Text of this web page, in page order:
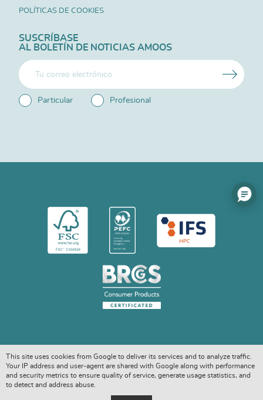
POLÍTICAS DE COOKIES
SUSCRÍBASE
AL BOLETÍN DE NOTICIAS AMOOS
Particular Profesional
COPYRIGHT © 2026. ALL RIGHTS RESERVED
This site uses cookies from Google to deliver its services and to analyze traffic.
Your IP address and user-agent are shared with Google along with performance
and security metrics to ensure quality of service, generate usage statistics, and
to detect and address abuse.